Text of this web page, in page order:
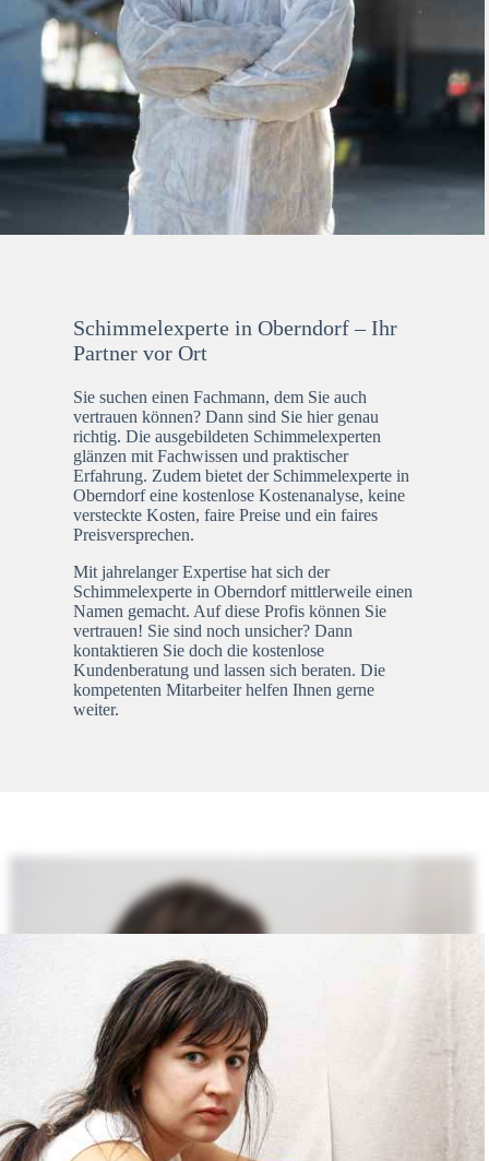
Schimmelexperte in Oberndorf – Ihr
Partner vor Ort
Sie suchen einen Fachmann, dem Sie auch
vertrauen können? Dann sind Sie hier genau
richtig. Die ausgebildeten Schimmelexperten
glänzen mit Fachwissen und praktischer
Erfahrung. Zudem bietet der Schimmelexperte in
Oberndorf eine kostenlose Kostenanalyse, keine
versteckte Kosten, faire Preise und ein faires
Preisversprechen.
Mit jahrelanger Expertise hat sich der
Schimmelexperte in Oberndorf mittlerweile einen
Namen gemacht. Auf diese Profis können Sie
vertrauen! Sie sind noch unsicher? Dann
kontaktieren Sie doch die kostenlose
Kundenberatung und lassen sich beraten. Die
kompetenten Mitarbeiter helfen Ihnen gerne
weiter.